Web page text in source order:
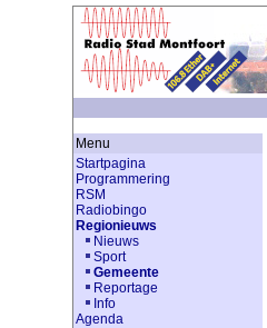
Menu
Startpagina
Programmering
RSM
Radiobingo
Regionieuws
Nieuws
Sport
Gemeente
Reportage
Info
Agenda